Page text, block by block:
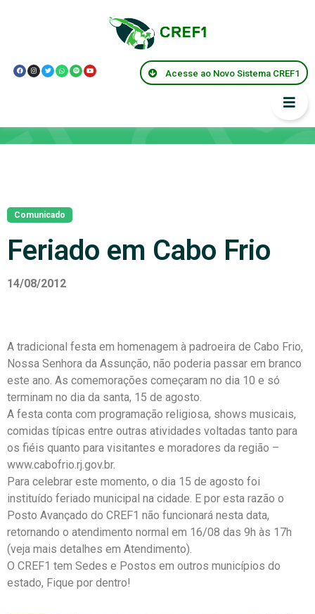
Acesse ao Novo Sistema CREF1
Comunicado
Feriado em Cabo Frio
14/08/2012
A tradicional festa em homenagem à padroeira de Cabo Frio,
Nossa Senhora da Assunção, não poderia passar em branco
este ano. As comemorações começaram no dia 10 e só
terminam no dia da santa, 15 de agosto.
A festa conta com programação religiosa, shows musicais,
comidas típicas entre outras atividades voltadas tanto para
os fiéis quanto para visitantes e moradores da região –
www.cabofrio.rj.gov.br.
Para celebrar este momento, o dia 15 de agosto foi
instituído feriado municipal na cidade. E por esta razão o
Posto Avançado do CREF1 não funcionará nesta data,
retornando o atendimento normal em 16/08 das 9h às 17h
(veja mais detalhes em Atendimento).
O CREF1 tem Sedes e Postos em outros municípios do
estado, Fique por dentro!